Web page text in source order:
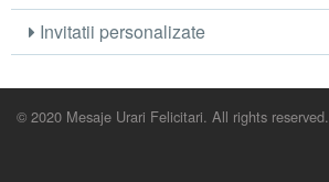
Invitatii personalizate
© 2020 Mesaje Urari Felicitari. All rights reserved.